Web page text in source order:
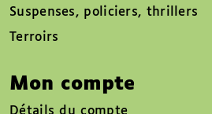
Suspenses, policiers, thrillers
Terroirs
Mon compte
Détails du compte